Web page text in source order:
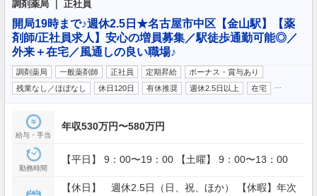
調剤薬局 ｜ 正社員
開局19時まで♪週休2.5日★名古屋市中区【金山駅】【薬
剤師/正社員求人】安心の増員募集／駅徒歩通勤可能◎／
外来＋在宅／風通しの良い職場♪
調剤薬局 一般薬剤師 正社員 定期昇給
ボーナス・賞与あり
残業なし／ほぼなし
休日120日 有休推奨 週休2.5日以上 在宅
給与・手当
年収530万円〜580万円
勤務時間
【平日】 9：00〜19：00 【土曜】 9：00〜13：00
【休日】 週休2.5日（日、祝、ほか） 【休暇】年次